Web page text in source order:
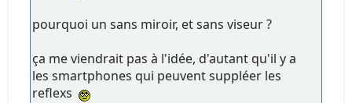
pourquoi un sans miroir, et sans viseur ?
ça me viendrait pas à l'idée, d'autant qu'il y a
les smartphones qui peuvent suppléer les
reflexs